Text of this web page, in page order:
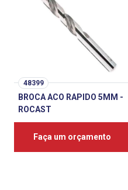
48399
BROCA ACO RAPIDO 5MM -
ROCAST
Faça um orçamento